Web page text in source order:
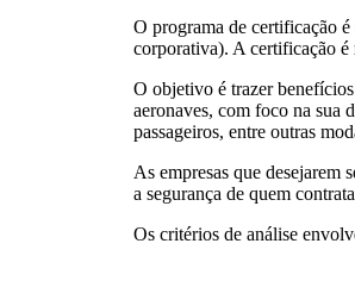
O programa de certificação
corporativa). A certificação é
O objetivo é trazer
aeronaves, com foco na sua
passageiros, entre outras
As empresas que desejarem
a segurança de quem
Os critérios de análise